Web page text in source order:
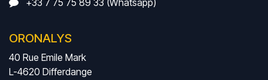
+33 7 75 75 89 33 (Whatsapp)
ORONALYS
40 Rue Emile Mark
L-4620 Differdange